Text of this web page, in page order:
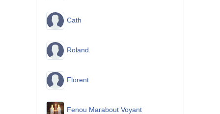
Cath
Roland
Florent
Fenou Marabout Voyant